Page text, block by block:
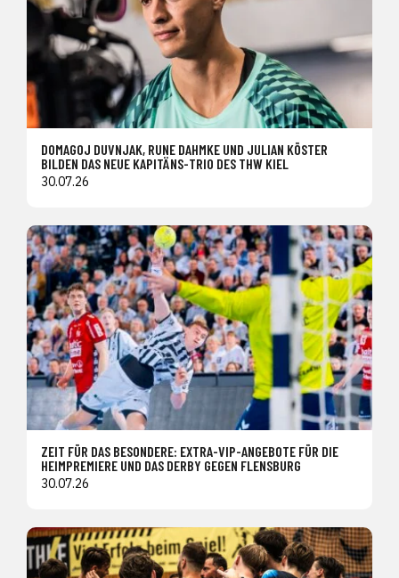
DOMAGOJ DUVNJAK, RUNE DAHMKE UND JULIAN KÖSTER
BILDEN DAS NEUE KAPITÄNS-TRIO DES THW KIEL
30.07.26
ZEIT FÜR DAS BESONDERE: EXTRA-VIP-ANGEBOTE FÜR DIE
HEIMPREMIERE UND DAS DERBY GEGEN FLENSBURG
30.07.26